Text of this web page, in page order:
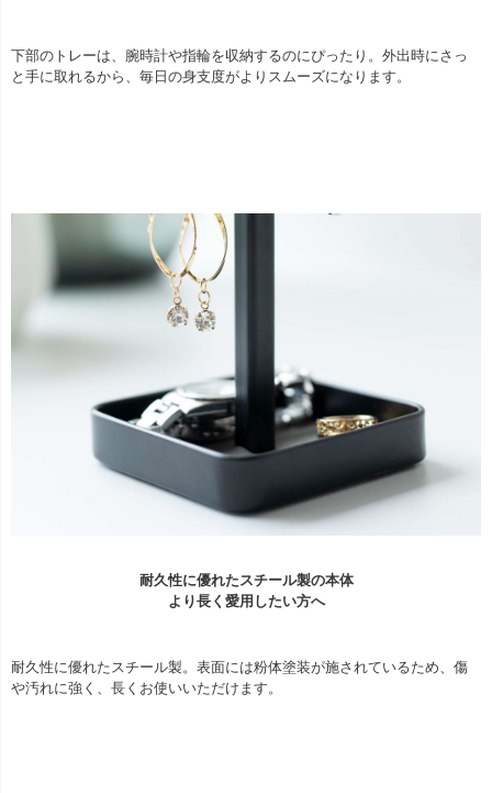
下部のトレーは、腕時計や指輪を収納するのにぴったり。外出時にさっ
と手に取れるから、毎日の身支度がよりスムーズになります。
耐久性に優れたスチール製の本体
より長く愛用したい方へ
耐久性に優れたスチール製。表面には粉体塗装が施されているため、傷
や汚れに強く、長くお使いいただけます。